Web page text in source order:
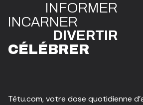
INFORMER
INCARNER
DIVERTIR
CÉLÉBRER
Têtu.com, votre dose quotidienne